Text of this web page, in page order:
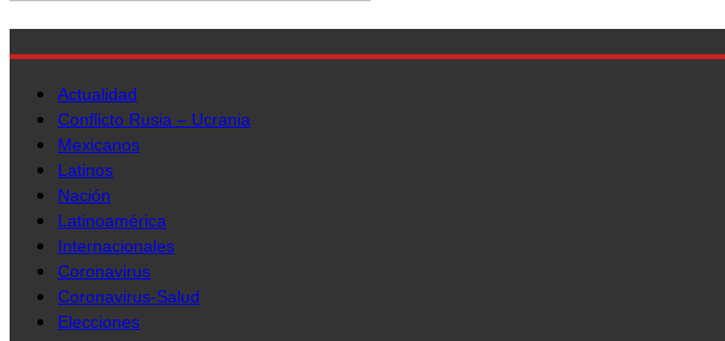
Actualidad
Conflicto Rusia – Ucrania
Mexicanos
Latinos
Nación
Latinoamérica
Internacionales
Coronavirus
Coronavirus-Salud
Elecciones